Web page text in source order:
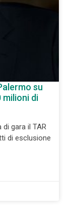
su
di
gara il TAR
di esclusione